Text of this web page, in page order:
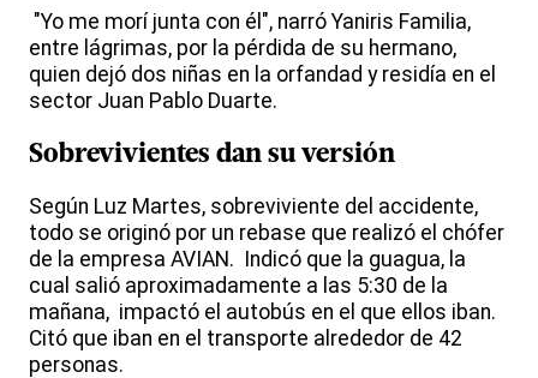
"Yo me morí junta con él", narró Yaniris Familia,
entre lágrimas, por la pérdida de su hermano,
quien dejó dos niñas en la orfandad y residía en el
sector Juan Pablo Duarte.
Sobrevivientes dan su versión
Según Luz Martes, sobreviviente del accidente,
todo se originó por un rebase que realizó el chófer
de la empresa AVIAN. Indicó que la guagua, la
cual salió aproximadamente a las 5:30 de la
mañana, impactó el autobús en el que ellos iban.
Citó que iban en el transporte alrededor de 42
personas.